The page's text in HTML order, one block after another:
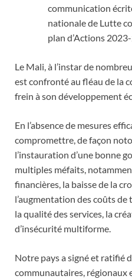
communication
nationale de Lutte
plan d’Actions
Le Mali, à l’instar de
est confronté au fléau de la
frein à son développement
En l’absence de mesures
compromettre, de façon
l’instauration d’une bonne
multiples méfaits,
financières, la baisse de la
l’augmentation des coûts
la qualité des services, la
d’insécurité multiforme.
Notre pays a signé et ratifié
communautaires,